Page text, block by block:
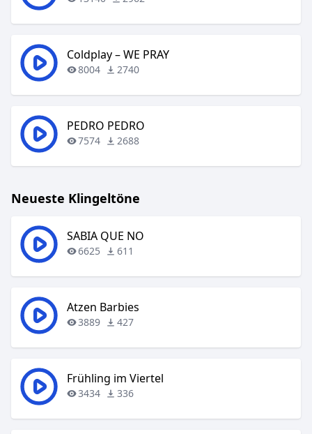
Coldplay – WE PRAY
8004 2740
PEDRO PEDRO
7574 2688
Neueste Klingeltöne
SABIA QUE NO
6625 611
Atzen Barbies
3889 427
Frühling im Viertel
3434 336